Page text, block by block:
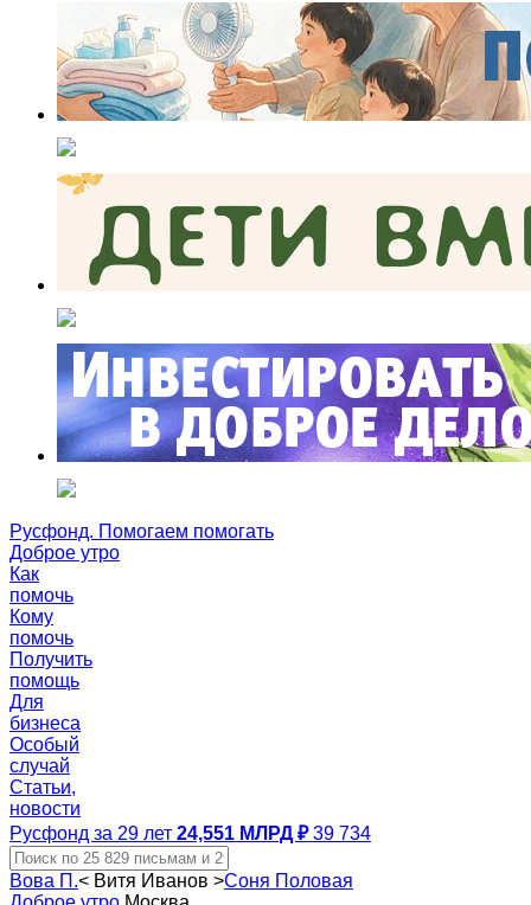
Русфонд. Помогаем помогать
Доброе утро
Как
помочь
Кому
помочь
Получить
помощь
Для
бизнеса
Особый
случай
Статьи,
новости
Русфонд за 29 лет 24,551 МЛРД ₽ 39 734
Вова П.< Витя Иванов >Соня Половая